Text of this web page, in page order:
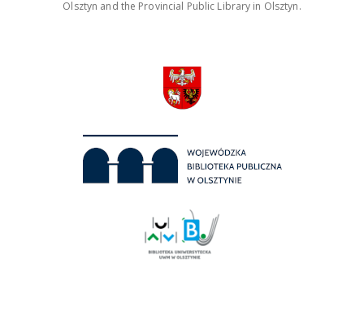
Olsztyn and the Provincial Public Library in Olsztyn.